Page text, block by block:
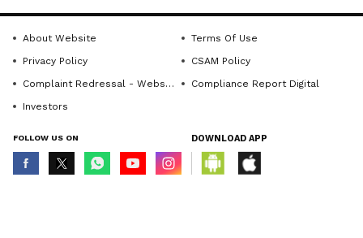
About Website
Terms Of Use
Privacy Policy
CSAM Policy
Complaint Redressal - Website
Compliance Report Digital
Investors
FOLLOW US ON DOWNLOAD APP